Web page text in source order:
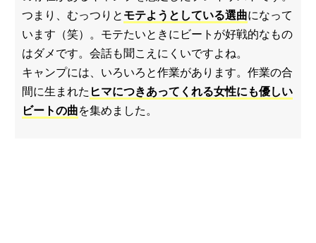
つまり、むっつりと モテようとしている選曲になって
います（笑）。モテたいときにビートが好戦的なもの
はダメです。会話も聞こえにくいですよね。
キャンプには、いろいろと作業があります。作業の合
間に生まれた ヒマにつきあってくれる女性にも優しい
ビートの曲を集めました。